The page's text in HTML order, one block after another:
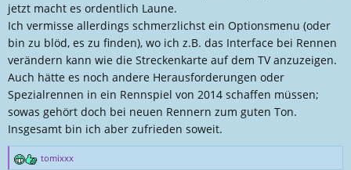
jetzt macht es ordentlich Laune.
Ich vermisse allerdings schmerzlichst ein Optionsmenu (oder
bin zu blöd, es zu finden), wo ich z.B. das Interface bei Rennen
verändern kann wie die Streckenkarte auf dem TV anzuzeigen.
Auch hätte es noch andere Herausforderungen oder
Spezialrennen in ein Rennspiel von 2014 schaffen müssen;
sowas gehört doch bei neuen Rennern zum guten Ton.
Insgesamt bin ich aber zufrieden soweit.
R
tomixxx